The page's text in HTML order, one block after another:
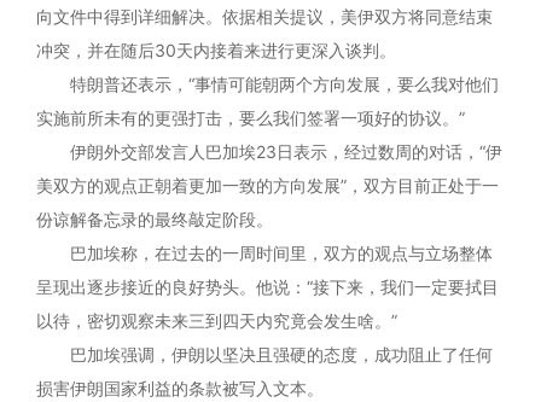
向文件中得到详细解决。依据相关提议，美伊双方将同意结束
冲突，并在随后30天内接着来进行更深入谈判。
特朗普还表示，“事情可能朝两个方向发展，要么我对他们
实施前所未有的更强打击，要么我们签署一项好的协议。”
伊朗外交部发言人巴加埃23日表示，经过数周的对话，“伊
美双方的观点正朝着更加一致的方向发展”，双方目前正处于一
份谅解备忘录的最终敲定阶段。
巴加埃称，在过去的一周时间里，双方的观点与立场整体
呈现出逐步接近的良好势头。他说：“接下来，我们一定要拭目
以待，密切观察未来三到四天内究竟会发生啥。”
巴加埃强调，伊朗以坚决且强硬的态度，成功阻止了任何
损害伊朗国家利益的条款被写入文本。